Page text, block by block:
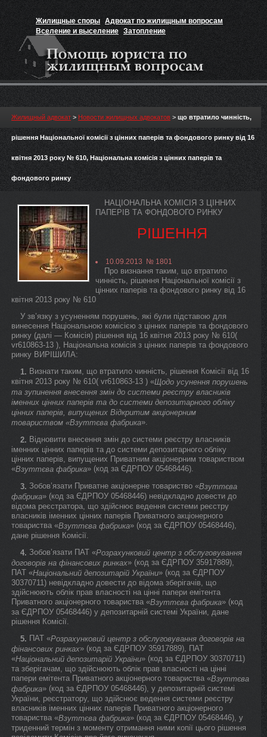
Жилищные споры Адвокат по жилищным вопросам
Вселение и выселение Затопление
Признание прав на жильё
Жилищный адвокат > Новости жилищных адвокатов > що втратило чинність,
рішення Національної комісії з цінних паперів та фондового ринку від 16
квітня 2013 року № 610, Національна комісія з цінних паперів та
фондового ринку
НАЦІОНАЛЬНА КОМІСІЯ З ЦІННИХ
ПАПЕРІВ ТА ФОНДОВОГО РИНКУ
РІШЕННЯ
10.09.2013 № 1801
Про визнання таким, що втратило
чинність, рішення Національної комісії з
цінних паперів та фондового ринку від 16
квітня 2013 року № 610
У зв’язку з усуненням порушень, які були підставою для
винесення Національною комісією з цінних паперів та фондового
ринку (далі — Комісія) рішення від 16 квітня 2013 року № 610(
vr610863-13 ), Національна комісія з цінних паперів та фондового
ринку ВИРІШИЛА:
1. Визнати таким, що втратило чинність, рішення Комісії від 16
квітня 2013 року № 610( vr610863-13 ) «Щодо усунення порушень
та зупинення внесення змін до системи реєстру власників
іменних цінних паперів та до системи депозитарного обліку
цінних паперів, випущених Відкритим акціонерним
товариством «Взуттєва фабрика».
2. Відновити внесення змін до системи реєстру власників
іменних цінних паперів та до системи депозитарного обліку
цінних паперів, випущених Приватним акціонерним товариством
«Взуттєва фабрика» (код за ЄДРПОУ 05468446).
3. Зобов’язати Приватне акціонерне товариство «Взуттєва
фабрика» (код за ЄДРПОУ 05468446) невідкладно довести до
відома реєстратора, що здійснює ведення системи реєстру
власників іменних цінних паперів Приватного акціонерного
товариства «Взуттєва фабрика» (код за ЄДРПОУ 05468446),
дане рішення Комісії.
4. Зобов’язати ПАТ «Розрахунковий центр з обслуговування
договорів на фінансових ринках» (код за ЄДРПОУ 35917889),
ПАТ «Національний депозитарій України» (код за ЄДРПОУ
30370711) невідкладно довести до відома зберігачів, що
здійснюють облік прав власності на цінні папери емітента
Приватного акціонерного товариства «Взуттєва фабрика» (код
за ЄДРПОУ 05468446) у депозитарній системі України, дане
рішення Комісії.
5. ПАТ «Розрахунковий центр з обслуговування договорів на
фінансових ринках» (код за ЄДРПОУ 35917889), ПАТ
«Національний депозитарій України» (код за ЄДРПОУ 30370711)
та зберігачам, що здійснюють облік прав власності на цінні
папери емітента Приватного акціонерного товариства «Взуттєва
фабрика» (код за ЄДРПОУ 05468446), у депозитарній системі
України, реєстратору, що здійснює ведення системи реєстру
власників іменних цінних паперів Приватного акціонерного
товариства «Взуттєва фабрика» (код за ЄДРПОУ 05468446), у
триденний термін з моменту отримання ними копії цього рішення